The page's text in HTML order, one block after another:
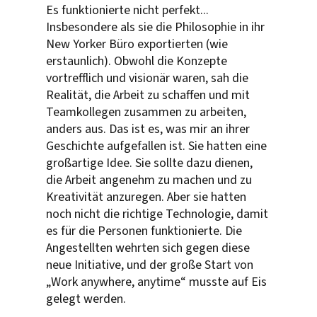
Es funktionierte nicht perfekt...
Insbesondere als sie die Philosophie in ihr
New Yorker Büro exportierten (wie
erstaunlich). Obwohl die Konzepte
vortrefflich und visionär waren, sah die
Realität, die Arbeit zu schaffen und mit
Teamkollegen zusammen zu arbeiten,
anders aus. Das ist es, was mir an ihrer
Geschichte aufgefallen ist. Sie hatten eine
großartige Idee. Sie sollte dazu dienen,
die Arbeit angenehm zu machen und zu
Kreativität anzuregen. Aber sie hatten
noch nicht die richtige Technologie, damit
es für die Personen funktionierte. Die
Angestellten wehrten sich gegen diese
neue Initiative, und der große Start von
„Work anywhere, anytime“ musste auf Eis
gelegt werden.